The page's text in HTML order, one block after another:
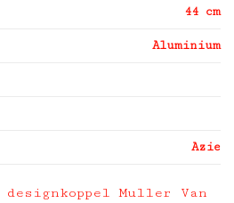
44 cm
Aluminium
Azie
designkoppel Muller Van